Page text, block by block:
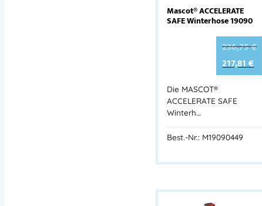
Mascot® ACCELERATE
SAFE Winterhose 19090
236,75€
217,81€
Die MASCOT®
ACCELERATE SAFE
Winterh…
Best.-Nr.: M19090449